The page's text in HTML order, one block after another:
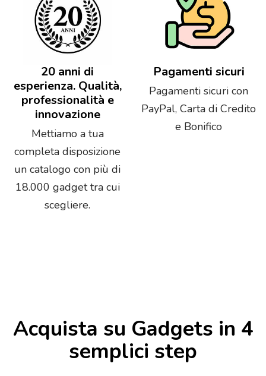
20 anni di
esperienza. Qualità,
professionalità e
innovazione
Mettiamo a tua
completa disposizione
un catalogo con più di
18.000 gadget tra cui
scegliere.
Pagamenti sicuri
Pagamenti sicuri con
PayPal, Carta di Credito
e Bonifico
Acquista su Gadgets in 4
semplici step